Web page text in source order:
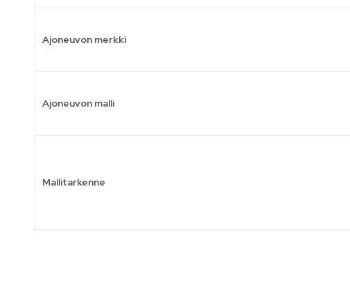
Ajoneuvon merkki
Ajoneuvon malli
Mallitarkenne